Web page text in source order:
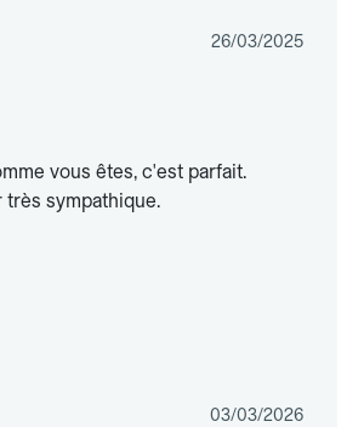
26/03/2025
vous êtes, c'est parfait.
très sympathique.
03/03/2026